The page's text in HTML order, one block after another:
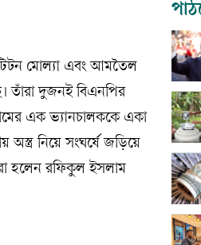
টিটন মোল্যা এবং আমতৈল
তাঁরা দুজনই বিএনপির
এক ভ্যানচালককে একা
অস্ত্র নিয়ে সংঘর্ষে জড়িয়ে
হলেন রফিকুল ইসলাম